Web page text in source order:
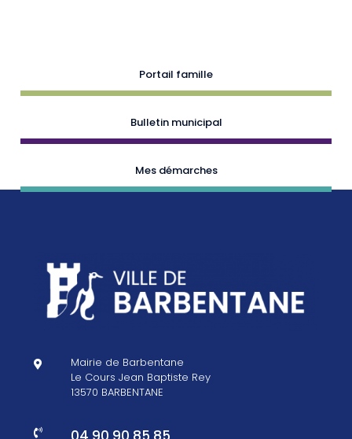
Portail famille
Bulletin municipal
Mes démarches

Mairie de Barbentane
Le Cours Jean Baptiste Rey
13570 BARBENTANE
